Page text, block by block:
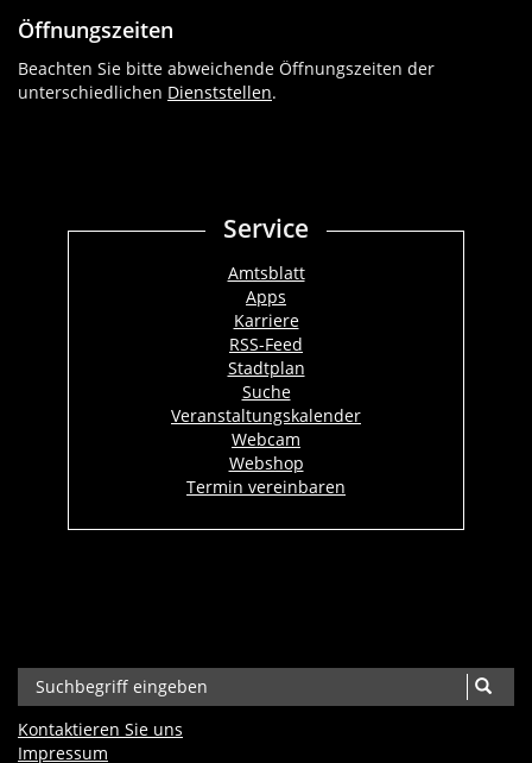
Öffnungszeiten
Beachten Sie bitte abweichende Öffnungszeiten der
unterschiedlichen Dienststellen.
Service
Amtsblatt
Apps
Karriere
RSS-Feed
Stadtplan
Suche
Veranstaltungskalender
Webcam
Webshop
Termin vereinbaren
Kontaktieren Sie uns
Impressum